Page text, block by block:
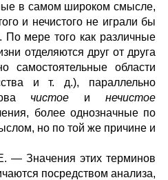
в самом широком смысле,
и нечистого не играли бы
мере того как различные
отделяются друг от друга
самостоятельные области
и т. д.), параллельно
чистое инечистое
более однозначные по
но по той же причине и
Значения этих терминов
посредством анализа,